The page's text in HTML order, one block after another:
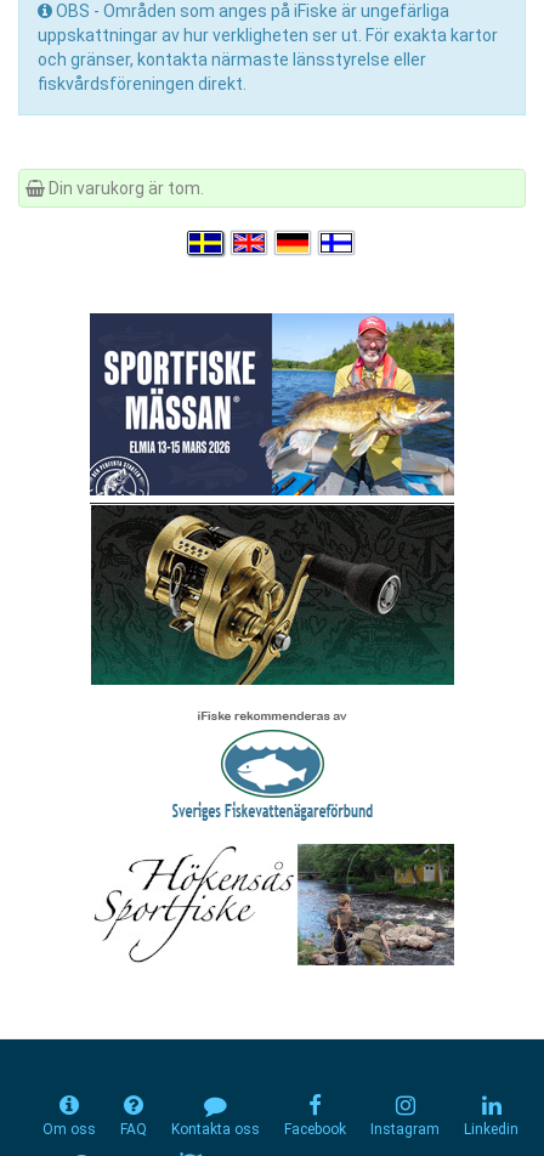
OBS - Områden som anges på iFiske är ungefärliga
uppskattningar av hur verkligheten ser ut. För exakta kartor
och gränser, kontakta närmaste länsstyrelse eller
fiskvårdsföreningen direkt.
Din varukorg är tom.
Om oss FAQ Kontakta oss Facebook Instagram Linkedin